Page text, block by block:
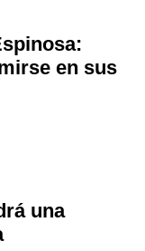
en sus
una